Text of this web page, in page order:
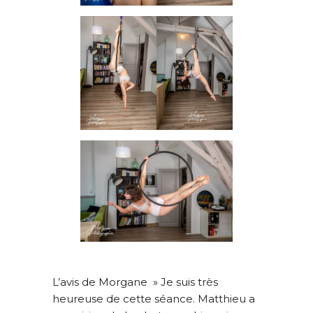
L’avis de Morgane » Je suis très
heureuse de cette séance. Matthieu a